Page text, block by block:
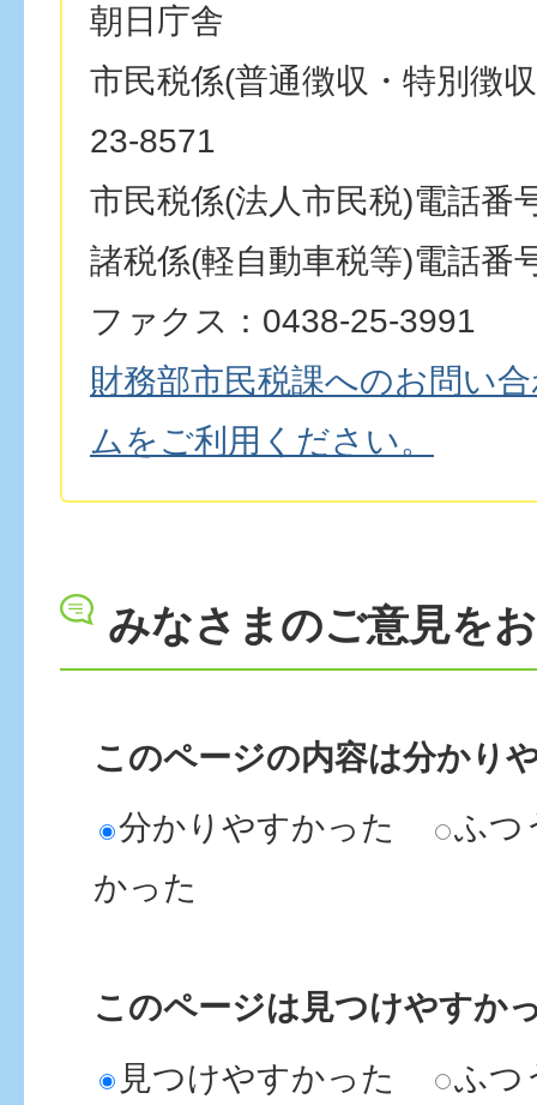
朝日庁舎
市民税係(普通徴収・特別徴
23-8571
市民税係(法人市民税)電話番
諸税係(軽自動車税等)電話番
ファクス：0438-25-3991
財務部市民税課へのお問い
ムをご利用ください。
みなさまのご意見を
このページの内容は分かり
分かりやすかった
ふつ
かった
このページは見つけやすか
見つけやすかった
ふつ